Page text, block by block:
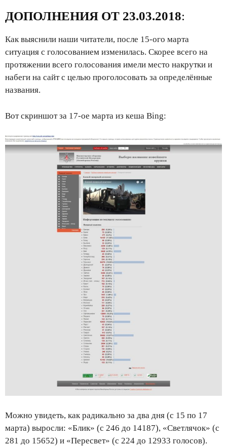
ДОПОЛНЕНИЯ ОТ 23.03.2018:
Как выяснили наши читатели, после 15-ого марта
ситуация с голосованием изменилась. Скорее всего на
протяжении всего голосования имели место накрутки и
набеги на сайт с целью проголосовать за определённые
названия.
Вот скриншот за 17-ое марта из кеша Bing:
Можно увидеть, как радикально за два дня (с 15 по 17
марта) выросли: «Блик» (с 246 до 14187), «Светлячок» (с
281 до 15652) и «Пересвет» (с 224 до 12933 голосов).